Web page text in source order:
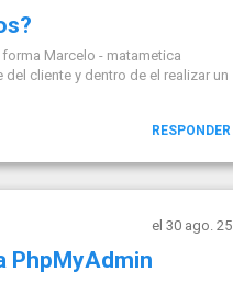
Marcelo - matametica
cliente y dentro de el realizar un
RESPONDER
el 30 ago. 25
PhpMyAdmin